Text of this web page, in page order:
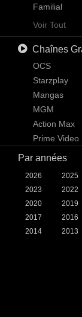
Thriller
Guerre
Western
Familial
Kids
Mystère
News
Reality
Science-
Soap
Talk
War & Politics
Western
Voir Tout
Chaînes
OCS
Starzplay
Mangas
MGM
Action Max
Prime Video
Par années
2026 2025
2023
2022
2020
2019
2017
2016
2014
2013